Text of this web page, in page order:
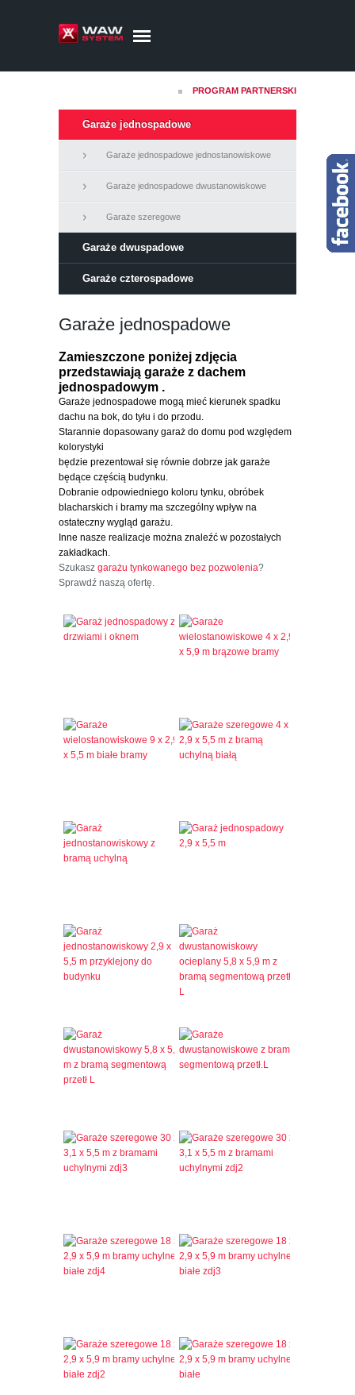
PROGRAM PARTNERSKI
Garaże jednospadowe
Garaże jednospadowe jednostanowiskowe
Garaże jednospadowe dwustanowiskowe
Garaże szeregowe
Garaże dwuspadowe
Garaże czterospadowe
Garaże jednospadowe
Zamieszczone poniżej zdjęcia
przedstawiają garaże z dachem
jednospadowym .
Garaże jednospadowe mogą mieć kierunek spadku
dachu na bok, do tyłu i do przodu.
Starannie dopasowany garaż do domu pod względem
kolorystyki
będzie prezentował się równie dobrze jak garaże
będące częścią budynku.
Dobranie odpowiedniego koloru tynku, obróbek
blacharskich i bramy ma szczególny wpływ na
ostateczny wygląd garażu.
Inne nasze realizacje można znaleźć w pozostałych
zakładkach.
Szukasz garażu tynkowanego bez pozwolenia?
Sprawdź naszą ofertę.